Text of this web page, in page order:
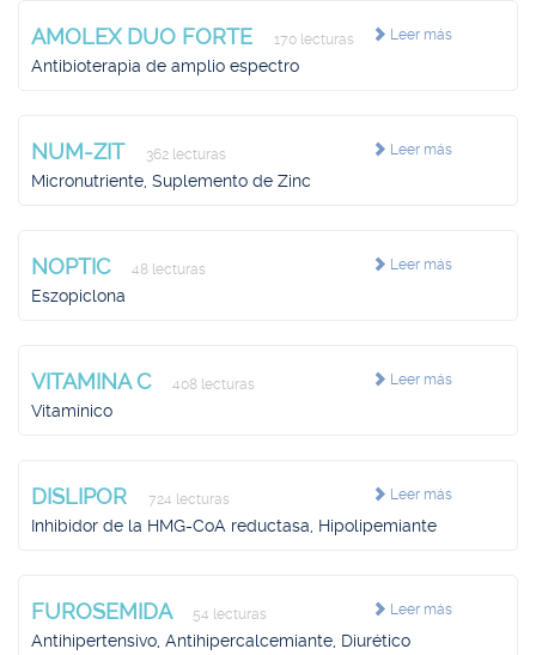
Leer más
AMOLEX DUO FORTE 170 lecturas
Antibioterapia de amplio espectro
Leer más
NUM-ZIT 362 lecturas
Micronutriente, Suplemento de Zinc
Leer más
NOPTIC 48 lecturas
Eszopiclona
Leer más
VITAMINA C 408 lecturas
Vitamínico
Leer más
DISLIPOR 724 lecturas
Inhibidor de la HMG-CoA reductasa, Hipolipemiante
Leer más
FUROSEMIDA 54 lecturas
Antihipertensivo, Antihipercalcemiante, Diurético